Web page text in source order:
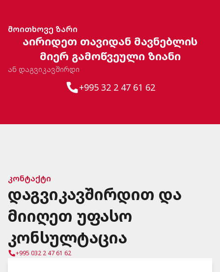
მოითხოვე ზარი
აირიდეთ თავიდან მავნებლის
მიერ გამოწვეული ზიანი
ან დაგვიკავშირდი
+995 32 2 47 61 62
კონტაქტი
დაგვიკავშირდით და
მიიღეთ უფასო
კონსულტაცია
+995 032 2 47 61 62